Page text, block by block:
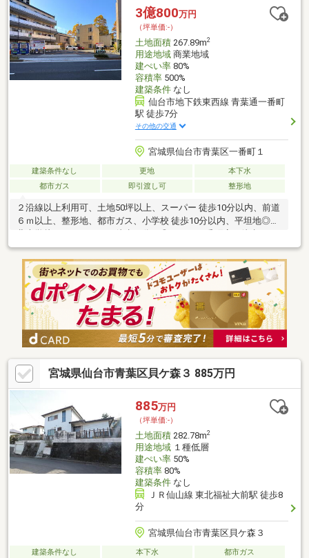
■ ご希望の住まい探しをお手伝いします ━━━━━・・・物件の
詳細・ご相談はお気軽にお問い合わせください。
3億800万円
（坪単価:-）
土地面積267.89m2
用途地域商業地域
建ぺい率80%
容積率500%
建築条件なし
仙台市地下鉄東西線 青葉通一番町
駅 徒歩7分
その他の交通
宮城県仙台市青葉区一番町１
建築条件なし 更地
本下水
都市ガス
即引渡し可 整形地
２沿線以上利用可、土地50坪以上、スーパー 徒歩10分以内、前道
６ｍ以上、整形地、都市ガス、小学校 徒歩10分以内、平坦地◎東
分！◎仙台トラストタワー 徒歩４分！
宮城県仙台市青葉区貝ケ森３ 885万円
885万円
（坪単価:-）
土地面積282.78m2
用途地域１種低層
建ぺい率50%
容積率80%
建築条件なし
ＪＲ仙山線 東北福祉大前駅 徒歩8
分
宮城県仙台市青葉区貝ケ森３
建築条件なし 本下水
都市ガス